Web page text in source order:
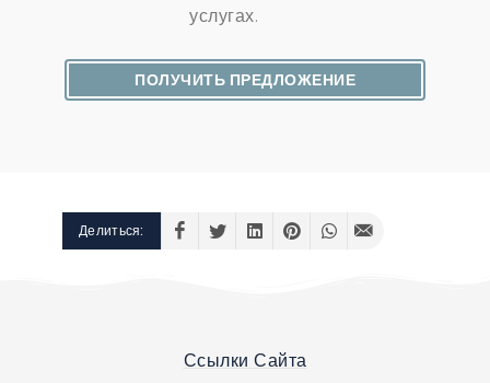
услугах.
ПОЛУЧИТЬ ПРЕДЛОЖЕНИЕ
Делиться:
Ссылки Сайта